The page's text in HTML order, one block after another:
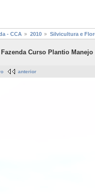
- CCA 2010 Silvicultura e
Fazenda Curso Plantio
anterior